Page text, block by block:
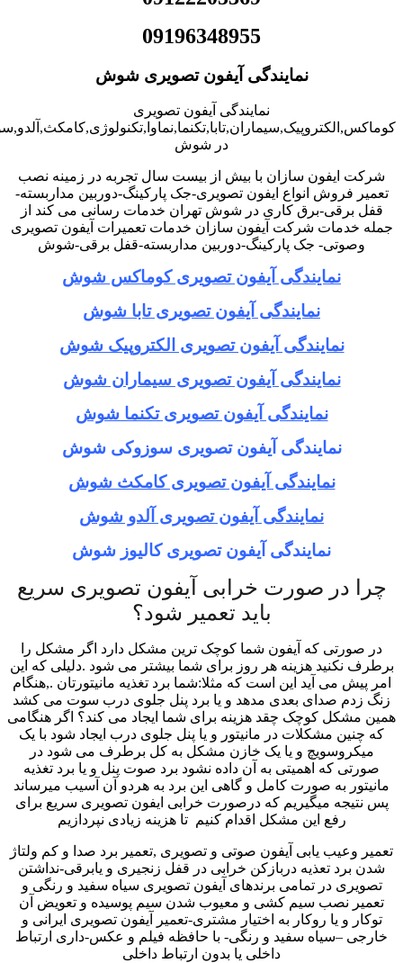
09196348955
نمایندگی آیفون تصویری شوش
نمایندگی آیفون تصویری
در شوش
شرکت ایفون سازان با بیش از بیست سال تجربه در زمینه نصب
تعمیر فروش انواع ایفون تصویری-جک پارکینگ-دوربین مداربسته-
قفل برقی-برق کاری در شوش تهران خدمات رسانی می کند از
جمله خدمات شرکت آیفون سازان خدمات تعمیرات آیفون تصویری
وصوتی- جک پارکینگ-دوربین مداربسته-قفل برقی-شوش
نمایندگی آیفون تصویری کوماکس شوش
نمایندگی آیفون تصویری تابا شوش
نمایندگی آیفون تصویری الکتروپیک شوش
نمایندگی آیفون تصویری سیماران شوش
نمایندگی آیفون تصویری تکنما شوش
نمایندگی آیفون تصویری سوزوکی شوش
نمایندگی آیفون تصویری کامکث شوش
نمایندگی آیفون تصویری آلدو شوش
نمایندگی آیفون تصویری کالیوز شوش
چرا در صورت خرابی آیفون تصویری سریع
باید تعمیر شود؟
در صورتی که آیفون شما کوچک ترین مشکل دارد اگر مشکل را
برطرف نکنید هزینه هر روز برای شما بیشتر می شود .دلیلی که این
امر پیش می آید این است که مثلا:شما برد تغذیه مانیتورتان .,هنگام
زنگ زدم صدای بعدی مدهد و یا برد پنل جلوی درب سوت می کشد
همین مشکل کوچک چقد هزینه برای شما ایجاد می کند؟ اگر هنگامی
که چنین مشکلات در مانیتور و یا پنل جلوی درب ایجاد شود با یک
میکروسویچ و یا یک خازن مشکل به کل برطرف می شود در
صورتی که اهمیتی به آن داده نشود برد صوت پنل و یا برد تغذیه
مانیتور به صورت کامل و گاهی این برد به هردو آن آسیب میرساند
پس نتیجه میگیریم که درصورت خرابی ایفون تصویری سریع برای
رفع این مشکل اقدام کنیم تا هزینه زیادی نپردازیم
تعمیر وعیب یابی آیفون صوتی و تصویری ,تعمیر برد صدا و کم ولتاژ
شدن برد تعذیه دربازکن خرابی در قفل زنجیری و یابرقی-نداشتن
تصویری در تمامی برندهای آیفون تصویری سیاه سفید و رنگی و
تعمیر نصب سیم کشی و معیوب شدن سیم پوسیده و تعویض آن
توکار و یا روکار به اختیار مشتری-تعمیر آیفون تصویری ایرانی و
خارجی –سیاه سفید و رنگی- با حافظه فیلم و عکس-داری ارتباط
داخلی یا بدون ارتباط داخلی